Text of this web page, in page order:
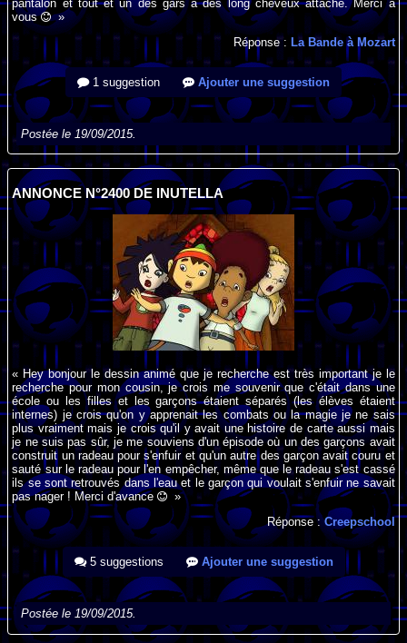
pantalon et tout et un des gars a des long cheveux attaché. Merci a
vous
»
Réponse : La Bande à Mozart
1 suggestion Ajouter une suggestion
Postée le 19/09/2015.
ANNONCE N°2400 DE INUTELLA
« Hey bonjour le dessin animé que je recherche est très important je le
recherche pour mon cousin, je crois me souvenir que c'était dans une
école ou les filles et les garçons étaient séparés (les élèves étaient
internes) je crois qu'on y apprenait les combats ou la magie je ne sais
plus vraiment mais je crois qu'il y avait une histoire de carte aussi mais
je ne suis pas sûr, je me souviens d'un épisode où un des garçons avait
construit un radeau pour s'enfuir et qu'un autre des garçon avait couru et
sauté sur le radeau pour l'en empêcher, même que le radeau s'est cassé
ils se sont retrouvés dans l'eau et le garçon qui voulait s'enfuir ne savait
pas nager ! Merci d'avance
»
Réponse :Creepschool
5 suggestions Ajouter une suggestion
Postée le 19/09/2015.